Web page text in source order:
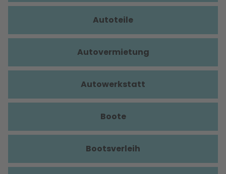
Autoteile
Autovermietung
Autowerkstatt
Boote
Bootsverleih